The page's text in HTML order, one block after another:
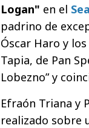
Logan" en el
padrino de
Óscar Haro y
Tapia, de Pan
Lobezno” y
Efraón Triana y
realizado sobre